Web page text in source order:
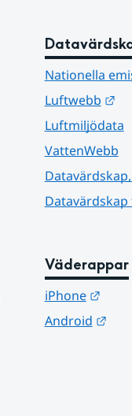
Nationella
Luftwebb
Luftmiljödata
VattenWebb
Väderappar
iPhone
Länk
Android